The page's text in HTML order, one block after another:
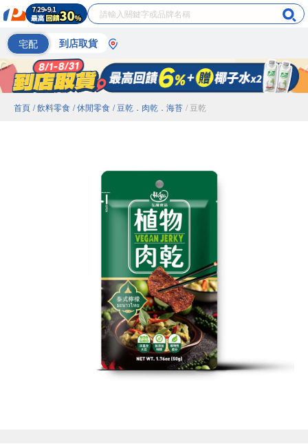
宅配 到店取貨
首頁 / 飲料零食 / 休閒零食 / 豆乾．肉乾．海苔 / 豆乾